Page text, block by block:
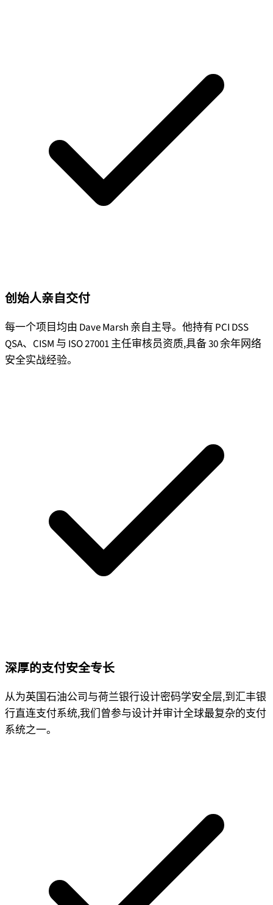
创始人亲自交付
每一个项目均由 Dave Marsh 亲自主导。他持有 PCI DSS
QSA、CISM 与 ISO 27001 主任审核员资质,具备 30 余年网络
安全实战经验。
深厚的支付安全专长
从为英国石油公司与荷兰银行设计密码学安全层,到汇丰银
行直连支付系统,我们曾参与设计并审计全球最复杂的支付
系统之一。